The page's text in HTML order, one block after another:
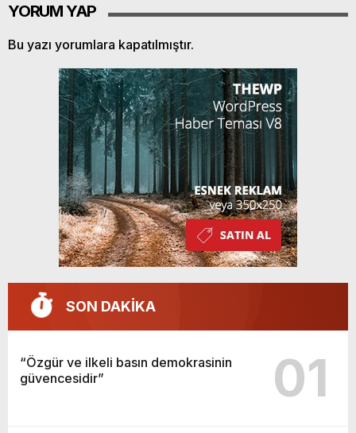
YORUM YAP
Bu yazı yorumlara kapatılmıştır.
SON DAKİKA
“Özgür ve ilkeli basın demokrasinin
güvencesidir”
01